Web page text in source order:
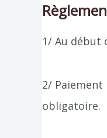
1/ Au début
2/ Paiement
obligatoire.